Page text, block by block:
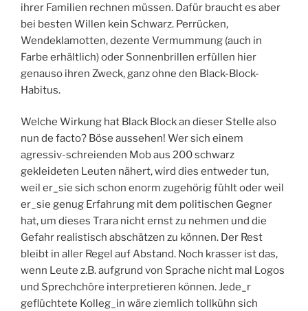
ihrer Familien rechnen müssen. Dafür braucht es aber
bei besten Willen kein Schwarz. Perrücken,
Wendeklamotten, dezente Vermummung (auch in
Farbe erhältlich) oder Sonnenbrillen erfüllen hier
genauso ihren Zweck, ganz ohne den Black-Block-
Habitus.
Welche Wirkung hat Black Block an dieser Stelle also
nun de facto? Böse aussehen! Wer sich einem
agressiv-schreienden Mob aus 200 schwarz
gekleideten Leuten nähert, wird dies entweder tun,
weil er_sie sich schon enorm zugehörig fühlt oder weil
er_sie genug Erfahrung mit dem politischen Gegner
hat, um dieses Trara nicht ernst zu nehmen und die
Gefahr realistisch abschätzen zu können. Der Rest
bleibt in aller Regel auf Abstand. Noch krasser ist das,
wenn Leute z.B. aufgrund von Sprache nicht mal Logos
und Sprechchöre interpretieren können. Jede_r
geflüchtete Kolleg_in wäre ziemlich tollkühn sich